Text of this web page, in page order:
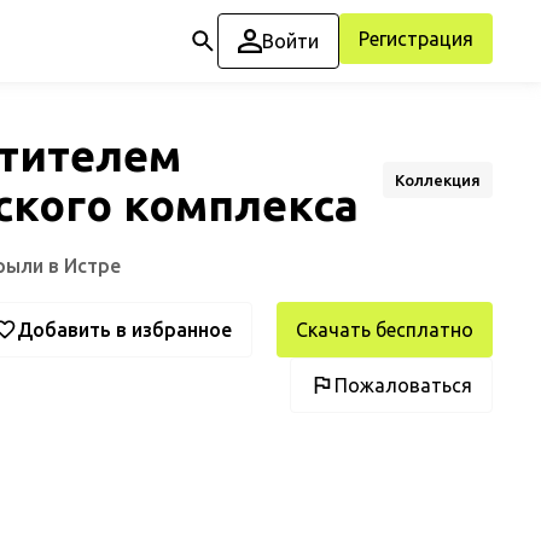
Войти Регистрация
комплекса
Коллекция
в Истре
Добавить в избранное Скачать бесплатно
Пожаловаться